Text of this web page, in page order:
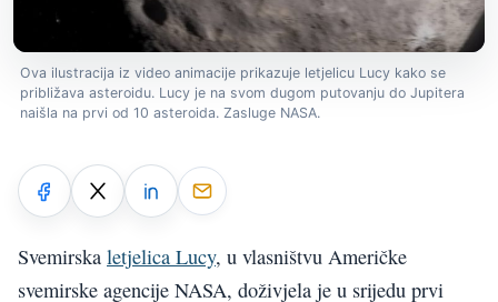
Ova ilustracija iz video animacije prikazuje letjelicu Lucy kako se
približava asteroidu. Lucy je na svom dugom putovanju do Jupitera
naišla na prvi od 10 asteroida. Zasluge NASA.
Svemirska letjelica Lucy, u vlasništvu Američke
svemirske agencije NASA, doživjela je u srijedu prvi